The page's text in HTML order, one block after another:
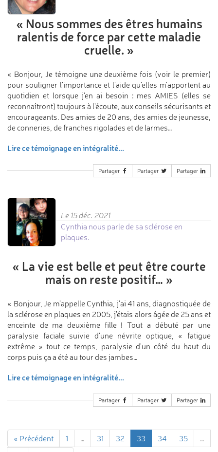
« Nous sommes des êtres humains
ralentis de force par cette maladie
cruelle. »
« Bonjour, Je témoigne une deuxième fois (voir le premier)
pour souligner l'importance et l'aide qu'elles m'apportent au
quotidien et lorsque j'en ai besoin : mes AMIES (elles se
reconnaîtront) toujours à l'écoute, aux conseils sécurisants et
encourageants. Des amies de 20 ans, des amies de jeunesse,
de conneries, de franches rigolades et de larmes…
Lire ce témoignage en intégralité...
Partager Partager Partager
Le 15 déc. 2021
Cynthia nous parle de sa sclérose en
plaques.
« La vie est belle et peut être courte
mais on reste positif… »
« Bonjour, Je m’appelle Cynthia, j'ai 41 ans, diagnostiquée de
la sclérose en plaques en 2005, j'étais alors âgée de 25 ans et
enceinte de ma deuxième fille ! Tout a débuté par une
paralysie faciale suivie d'une névrite optique, « fatigue
extrême » tout ce temps, paralysie d'un côté du haut du
corps puis ça a été au tour des jambes…
Lire ce témoignage en intégralité...
Partager Partager Partager
« Précédent 1 … 31 32 33 34 35
…